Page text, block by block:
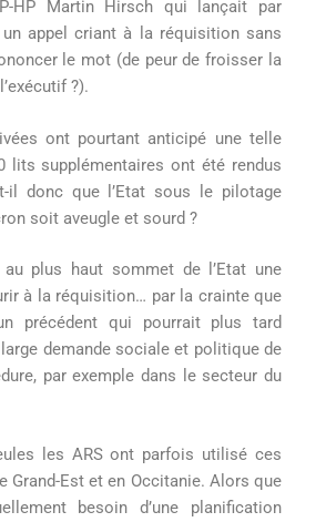
HP Martin Hirsch qui lançait par
appel criant à la réquisition sans
le mot (de peur de froisser la
?).
ont pourtant anticipé une telle
lits supplémentaires ont été rendus
il donc que l’Etat sous le pilotage
soit aveugle et sourd ?
plus haut sommet de l’Etat une
à la réquisition… par la crainte que
précédent qui pourrait plus tard
demande sociale et politique de
par exemple dans le secteur du
les ARS ont parfois utilisé ces
Grand-Est et en Occitanie. Alors que
besoin d’une planification